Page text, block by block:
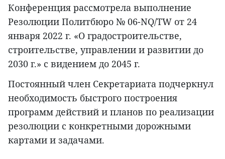
Конференция рассмотрела выполнение
Резолюции Политбюро № 06-NQ/TW от 24
января 2022 г. «О градостроительстве,
строительстве, управлении и развитии до
2030 г.» с видением до 2045 г.
Постоянный член Секретариата подчеркнул
необходимость быстрого построения
программ действий и планов по реализации
резолюции с конкретными дорожными
картами и задачами.